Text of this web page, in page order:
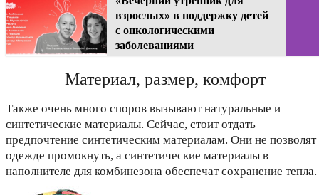
взрослых» в поддержку детей
с онкологическими
заболеваниями
Материал, размер, комфорт
Также очень много споров вызывают натуральные и
синтетические материалы. Сейчас, стоит отдать
предпочтение синтетическим материалам. Они не позволят
одежде промокнуть, а синтетические материалы в
наполнителе для комбинезона обеспечат сохранение тепла.